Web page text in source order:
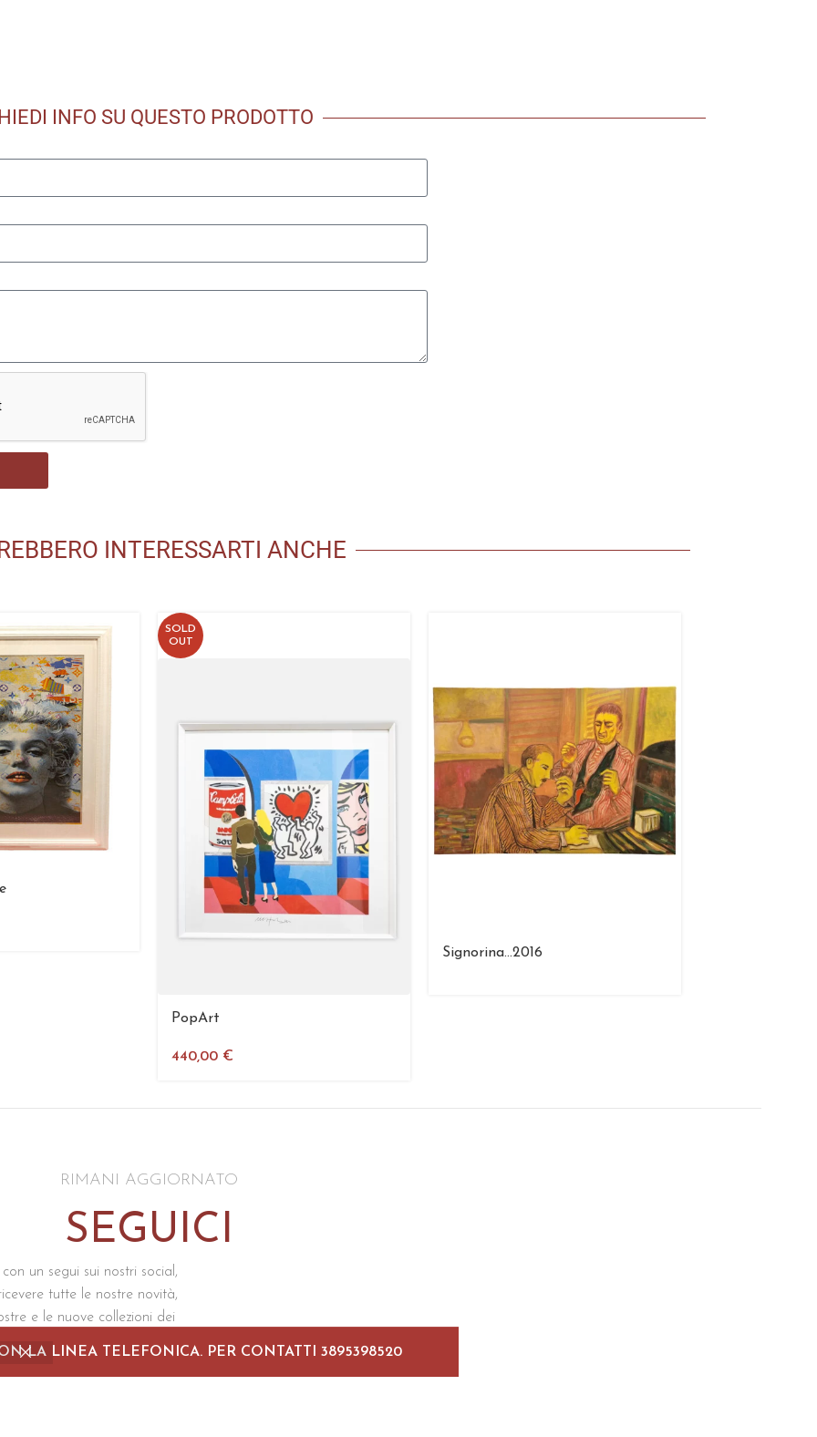
LA LINEA TELEFONICA. PER CONTATTI 3895398520
INFO SU QUESTO PRODOTTO
INTERESSARTI ANCHE
SOLD
OUT
PopArt
440,00 €
Signorina…2016
RIMANI AGGIORNATO
SEGUICI
un segui sui nostri social,
tutte le nostre novità,
e le nuove collezioni dei